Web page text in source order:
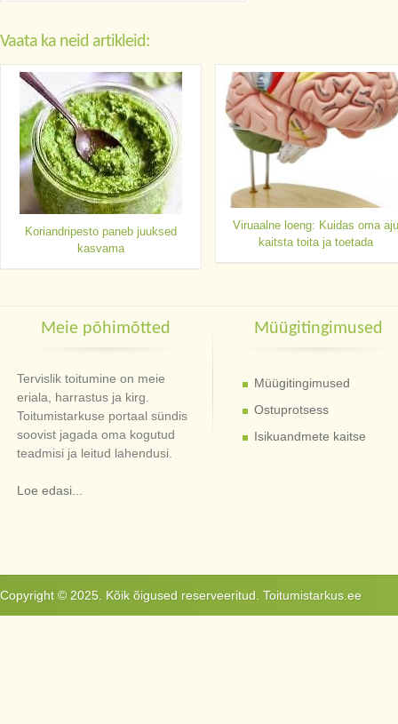
Vaata ka neid artikleid:
Koriandripesto paneb juuksed
kasvama
Viruaalne loeng: Kuidas oma aju
kaitsta toita ja toetada
Meie põhimõtted
Tervislik toitumine on meie
eriala, harrastus ja kirg.
Toitumistarkuse portaal sündis
soovist jagada oma kogutud
teadmisi ja leitud lahendusi.
Loe edasi...
Müügitingimused
Müügitingimused
Ostuprotsess
Isikuandmete kaitse
Copyright © 2025. Kõik õigused reserveeritud. Toitumistarkus.ee